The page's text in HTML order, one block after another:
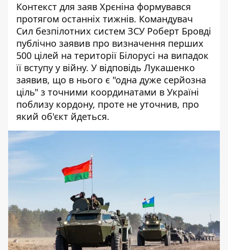
Контекст для заяв Хрєніна формувався
протягом останніх тижнів. Командувач
Сил безпілотних систем ЗСУ Роберт Бровді
публічно заявив про визначення перших
500 цілей на території Білорусі на випадок
її вступу у війну. У відповідь Лукашенко
заявив, що в нього є "одна дуже серйозна
ціль" з точними координатами в Україні
поблизу кордону, проте не уточнив, про
який об'єкт йдеться.